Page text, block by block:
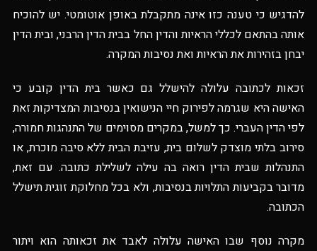
להדגיש כי טענה כזו אינה מתקבלת באופן אוטומטי. יש להוכיח
אותה בהתאם לכללי הראיות והדין החל בבית הדין הרבני, ובית הדין
יבחן בזהירות את הראיות ואת נסיבות המקרה.
זכאות לכתובה עלולה להישלל גם כאשר בית הדין קובע כי
האישה היא שגרמה לפירוק חיי הנישואין בנסיבות המצדיקות זאת
לפי הדין העברי. כך למשל, במקרים מסוימים של התנהגות חמורה,
סירוב בלתי מוצדק לשלום בית, עזיבת הבית ללא סיבה מוכרת, או
התנהלות שבית הדין רואה בה עילה לשלילת כתובה. עם זאת,
מדובר בקביעות התלויות בנסיבות, ולא בכל מחלוקת זוגית תישלל
הכתובה.
מקרה נוסף שבו האישה עלולה לאבד את זכאותה הוא ויתור